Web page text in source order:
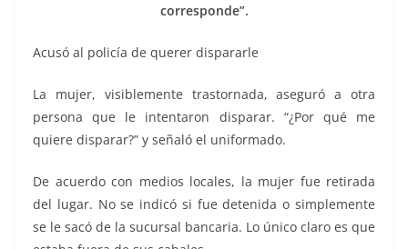
corresponde”.
Acusó al policía de querer dispararle
La mujer, visiblemente trastornada, aseguró a otra
persona que le intentaron disparar. “¿Por qué me
quiere disparar?” y señaló el uniformado.
De acuerdo con medios locales, la mujer fue retirada
del lugar. No se indicó si fue detenida o simplemente
se le sacó de la sucursal bancaria. Lo único claro es que